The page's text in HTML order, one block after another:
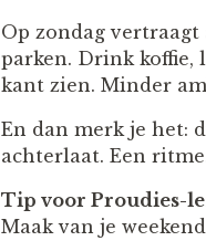
Op zondag vertraagt
parken. Drink koffie,
kant zien. Minder
En dan merk je het:
achterlaat. Een
Tip voor Proudies-
Maak van je